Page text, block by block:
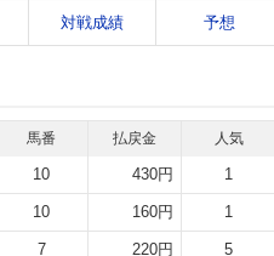
対戦成績 予想
馬番 払戻金 人気
10 430円 1
10 160円 1
7 220円 5